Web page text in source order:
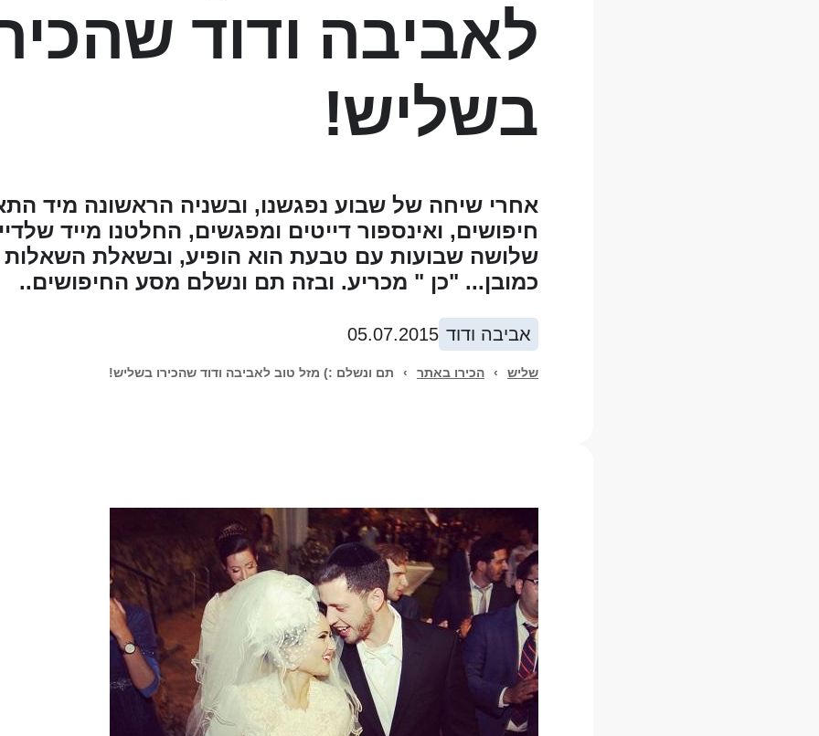
לאביבה ודוד
בשליש!
אחרי שיחה של שבוע נפגשנו, ובשניה הראשונה מיד
חיפושים, ואינספור דייטים ומפגשים, החלטנו מייד
שלושה שבועות עם טבעת הוא הופיע, ובשאלת
כמובן... "כן " מכריע. ובזה תם ונשלם מסע החיפושים..
אביבה ודוד 05.07.2015
שליש › הכירו באתר › תם ונשלם :) מזל טוב לאביבה ודוד שהכירו בשליש!